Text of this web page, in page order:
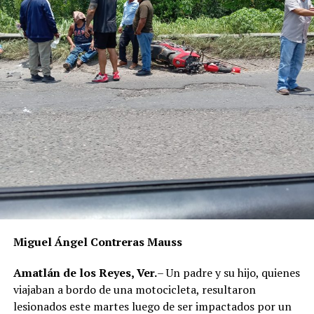
Miguel Ángel Contreras Mauss
Amatlán de los Reyes, Ver.– Un padre y su hijo, quienes
viajaban a bordo de una motocicleta, resultaron
lesionados este martes luego de ser impactados por un